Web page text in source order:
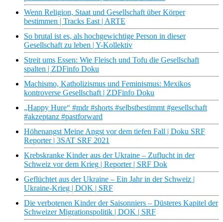
Wenn Religion, Staat und Gesellschaft über Körper
bestimmen | Tracks East | ARTE
So brutal ist es, als hochgewichtige Person in dieser
Gesellschaft zu leben | Y-Kollektiv
Streit ums Essen: Wie Fleisch und Tofu die Gesellschaft
spalten | ZDFinfo Doku
Machismo, Katholizismus und Feminismus: Mexikos
kontroverse Gesellschaft | ZDFinfo Doku
„Happy Hure“ #mdr #shorts #selbstbestimmt #gesellschaft
#akzeptanz #pastforward
Höhenangst Meine Angst vor dem tiefen Fall | Doku SRF
Reporter | 3SAT SRF 2021
Krebskranke Kinder aus der Ukraine – Zuflucht in der
Schweiz vor dem Krieg | Reporter | SRF Dok
Geflüchtet aus der Ukraine – Ein Jahr in der Schweiz |
Ukraine-Krieg | DOK | SRF
Die verbotenen Kinder der Saisonniers – Düsteres Kapitel der
Schweizer Migrationspolitik | DOK | SRF